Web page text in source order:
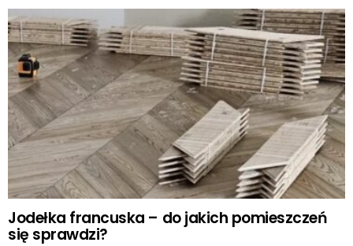
Jodełka francuska – do jakich pomieszczeń
się sprawdzi?